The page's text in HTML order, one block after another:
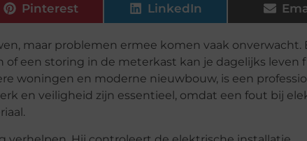
Pinterest LinkedIn
maar problemen ermee komen vaak onverwacht.
een storing in de meterkast kan je dagelijks leven
woningen en moderne nieuwbouw, is een
en veiligheid zijn essentieel, omdat een fout bij